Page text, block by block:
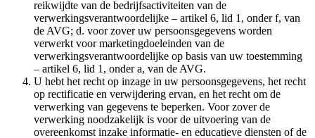
reikwijdte van de bedrijfsactiviteiten van de
verwerkingsverantwoordelijke – artikel 6, lid 1, onder f, van
de AVG; d. voor zover uw persoonsgegevens worden
verwerkt voor marketingdoeleinden van de
verwerkingsverantwoordelijke op basis van uw toestemming
– artikel 6, lid 1, onder a, van de AVG.
U hebt het recht op inzage in uw persoonsgegevens, het recht
op rectificatie en verwijdering ervan, en het recht om de
verwerking van gegevens te beperken. Voor zover de
verwerking noodzakelijk is voor de uitvoering van de
overeenkomst inzake informatie- en educatieve diensten of de